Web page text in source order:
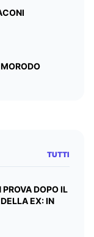
TUTTI
DOPO IL
EX: IN